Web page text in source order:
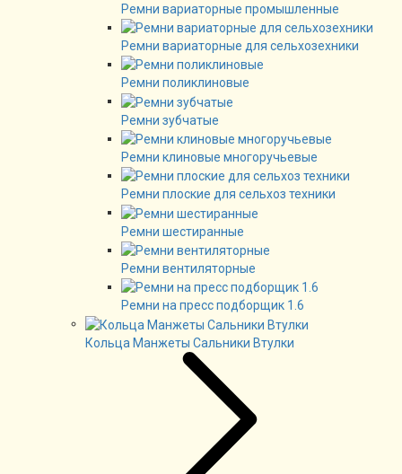
Ремни вариаторные промышленные
Ремни вариаторные для сельхозехники
Ремни поликлиновые
Ремни зубчатые
Ремни клиновые многоручьевые
Ремни плоские для сельхоз техники
Ремни шестиранные
Ремни вентиляторные
Ремни на пресс подборщик 1.6
Кольца Манжеты Сальники Втулки